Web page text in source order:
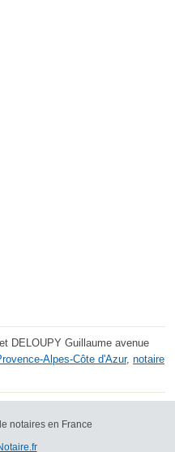
DELOUPY Guillaume avenue
Alpes-Côte d'Azur, notaire
notaires en France